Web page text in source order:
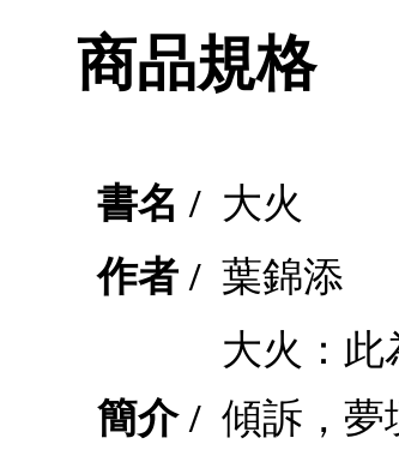
商品規格
書名 / 大火
作者 / 葉錦添
簡介 /
大火：此
傾訴，夢